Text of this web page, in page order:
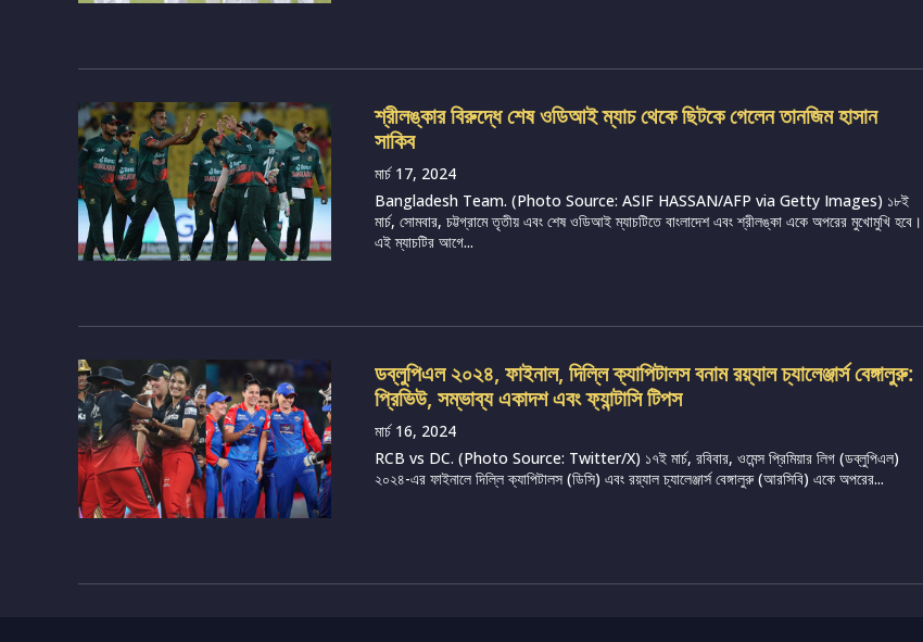
শ্রীলঙ্কার বিরুদ্ধে শেষ ওডিআই ম্যাচ থেকে ছিটকে গেলেন তানজিম হাসান
সাকিব
মার্চ 17, 2024
Bangladesh Team. (Photo Source: ASIF HASSAN/AFP via Getty Images) ১৮ই
মার্চ, সোমবার, চট্টগ্রামে তৃতীয় এবং শেষ ওডিআই ম্যাচটিতে বাংলাদেশ এবং শ্রীলঙ্কা একে অপরের মুখোমুখি হবে।
এই ম্যাচটির আগে...
ডব্লুপিএল ২০২৪, ফাইনাল, দিল্লি ক্যাপিটালস বনাম রয়্যাল চ্যালেঞ্জার্স বেঙ্গালুরু:
প্রিভিউ, সম্ভাব্য একাদশ এবং ফ্যান্টাসি টিপস
মার্চ 16, 2024
RCB vs DC. (Photo Source: Twitter/X) ১৭ই মার্চ, রবিবার, ওমেন্স প্রিমিয়ার লিগ (ডব্লুপিএল)
২০২৪-এর ফাইনালে দিল্লি ক্যাপিটালস (ডিসি) এবং রয়্যাল চ্যালেঞ্জার্স বেঙ্গালুরু (আরসিবি) একে অপরের...